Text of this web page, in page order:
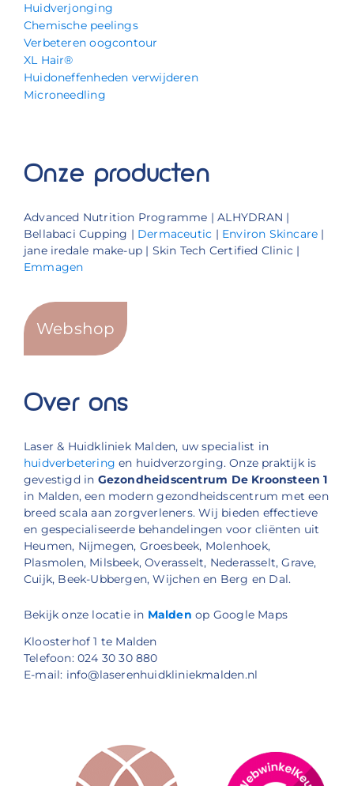
Huidverjonging
Chemische peelings
Verbeteren oogcontour
XL Hair®
Huidoneffenheden verwijderen
Microneedling
Onze producten
Advanced Nutrition Programme | ALHYDRAN |
Bellabaci Cupping | Dermaceutic | Environ Skincare |
jane iredale make-up | Skin Tech Certified Clinic |
Emmagen
Webshop
Over ons
Laser & Huidkliniek Malden, uw specialist in
huidverbetering en huidverzorging. Onze praktijk is
gevestigd in Gezondheidscentrum De Kroonsteen 1
in Malden, een modern gezondheidscentrum met een
breed scala aan zorgverleners. Wij bieden effectieve
en gespecialiseerde behandelingen voor cliënten uit
Heumen, Nijmegen, Groesbeek, Molenhoek,
Plasmolen, Milsbeek, Overasselt, Nederasselt, Grave,
Cuijk, Beek-Ubbergen, Wijchen en Berg en Dal.
Bekijk onze locatie in Malden op Google Maps
Kloosterhof 1 te Malden
Telefoon: 024 30 30 880
E-mail: info@laserenhuidkliniekmalden.nl